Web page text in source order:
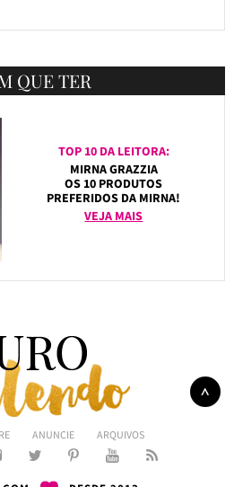
QUE TER
TOP 10 DA LEITORA:
MIRNA GRAZZIA
OS 10 PRODUTOS
PREFERIDOS DA MIRNA!
VEJA MAIS
ANUNCIE ARQUIVOS